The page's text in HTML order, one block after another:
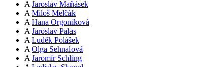
A Jaroslav Maňásek
A Miloš Melčák
A Hana Orgoníková
A Jaroslav Palas
A Luděk Polášek
A Olga Sehnalová
A Jaromír Schling